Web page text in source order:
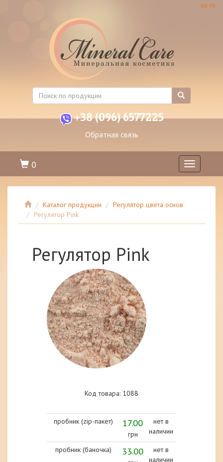
ua ru
+38 (096) 6577225
Обратная связь
Toggle
navigation
0
Каталог продукции
Регулятор цвета основ
Регулятор Pink
Регулятор Pink
Код товара: 1088
пробник (zip-пакет) 17.00
грн
нет в
наличии
пробник (баночка) 33.00
нет в
наличии